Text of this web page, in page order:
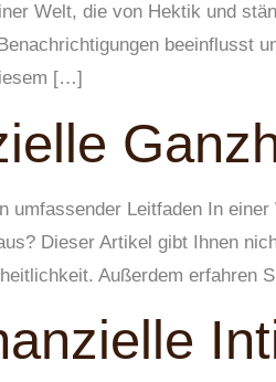
Welt, die von Hektik und
beeinflusst
[…]
umfassender Leitfaden In
Dieser Artikel gibt Ihnen
Außerdem